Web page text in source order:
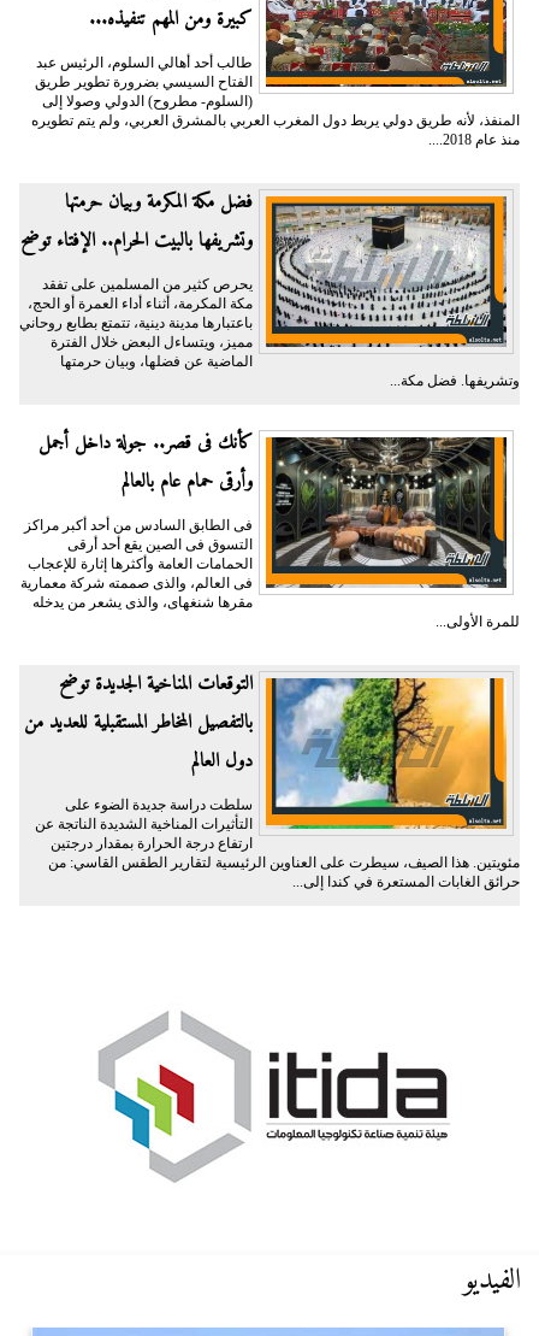
كبيرة ومن المهم تنفيذه...
طالب أحد أهالي السلوم، الرئيس عبد
الفتاح السيسي بضرورة تطوير طريق
(السلوم- مطروح) الدولي وصولا إلى
المنفذ، لأنه طريق دولي يربط دول المغرب العربي بالمشرق العربي، ولم يتم تطويره
منذ عام 2018....
فضل مكة المكرمة وبيان حرمتها
وتشريفها بالبيت الحرام.. الإفتاء توضح
يحرص كثير من المسلمين على تفقد
مكة المكرمة، أثناء أداء العمرة أو الحج،
باعتبارها مدينة دينية، تتمتع بطابع روحاني
مميز، ويتساءل البعض خلال الفترة
الماضية عن فضلها، وبيان حرمتها
وتشريفها. فضل مكة...
كأنك فى قصر.. جولة داخل أجمل
وأرقى حمام عام بالعالم
فى الطابق السادس من أحد أكبر مراكز
التسوق فى الصين يقع أحد أرقى
الحمامات العامة وأكثرها إثارة للإعجاب
فى العالم، والذى صممته شركة معمارية
مقرها شنغهاى، والذى يشعر من يدخله
للمرة الأولى...
التوقعات المناخية الجديدة توضح
بالتفصيل المخاطر المستقبلية للعديد من
دول العالم
سلطت دراسة جديدة الضوء على
التأثيرات المناخية الشديدة الناتجة عن
ارتفاع درجة الحرارة بمقدار درجتين
مئويتين. هذا الصيف، سيطرت على العناوين الرئيسية لتقارير الطقس القاسي: من
حرائق الغابات المستعرة في كندا إلى...
الفيديو